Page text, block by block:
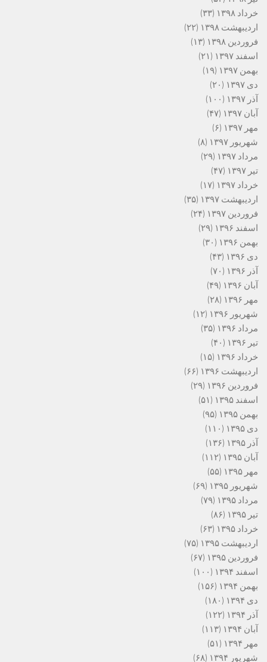
خرداد ۱۳۹۸
(۳۳)
اردیبهشت ۱۳۹۸
(۲۲)
فروردین ۱۳۹۸
(۱۳)
اسفند ۱۳۹۷
(۲۱)
بهمن ۱۳۹۷
(۱۹)
دی ۱۳۹۷
(۲۰)
آذر ۱۳۹۷
(۱۰۰)
آبان ۱۳۹۷
(۴۷)
مهر ۱۳۹۷
(۶)
شهریور ۱۳۹۷
(۸)
مرداد ۱۳۹۷
(۲۹)
تیر ۱۳۹۷
(۴۷)
خرداد ۱۳۹۷
(۱۷)
اردیبهشت ۱۳۹۷
(۳۵)
فروردین ۱۳۹۷
(۲۴)
اسفند ۱۳۹۶
(۲۹)
بهمن ۱۳۹۶
(۳۰)
دی ۱۳۹۶
(۴۳)
آذر ۱۳۹۶
(۷۰)
آبان ۱۳۹۶
(۴۹)
مهر ۱۳۹۶
(۲۸)
شهریور ۱۳۹۶
(۱۲)
مرداد ۱۳۹۶
(۳۵)
تیر ۱۳۹۶
(۴۰)
خرداد ۱۳۹۶
(۱۵)
اردیبهشت ۱۳۹۶
(۶۶)
فروردین ۱۳۹۶
(۲۹)
اسفند ۱۳۹۵
(۵۱)
بهمن ۱۳۹۵
(۹۵)
دی ۱۳۹۵
(۱۱۰)
آذر ۱۳۹۵
(۱۳۶)
آبان ۱۳۹۵
(۱۱۲)
مهر ۱۳۹۵
(۵۵)
شهریور ۱۳۹۵
(۶۹)
مرداد ۱۳۹۵
(۷۹)
تیر ۱۳۹۵
(۸۶)
خرداد ۱۳۹۵
(۶۳)
اردیبهشت ۱۳۹۵
(۷۵)
فروردین ۱۳۹۵
(۶۷)
اسفند ۱۳۹۴
(۱۰۰)
بهمن ۱۳۹۴
(۱۵۶)
دی ۱۳۹۴
(۱۸۰)
آذر ۱۳۹۴
(۱۲۲)
آبان ۱۳۹۴
(۱۱۳)
مهر ۱۳۹۴
(۵۱)
شهریور ۱۳۹۴
(۶۸)